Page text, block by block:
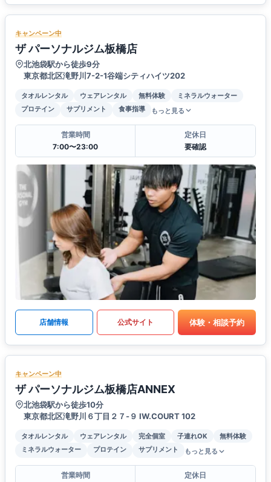
キャンペーン中
ザ パーソナルジム板橋店
北池袋駅から徒歩9分
東京都北区滝野川7-2-1谷端シティハイツ202
タオルレンタル ウェアレンタル 無料体験
ミネラルウォーター
プロテイン
サプリメント 食事指導 もっと見る
営業時間
7:00〜23:00
定休日
要確認
店舗情報 公式サイト 体験・相談予約
キャンペーン中
ザ パーソナルジム板橋店ANNEX
北池袋駅から徒歩10分
東京都北区滝野川６丁目２７-９ IW.COURT 102
タオルレンタル ウェアレンタル 完全個室 子連れOK
無料体験
ミネラルウォーター
プロテイン サプリメント もっと見る
営業時間
定休日